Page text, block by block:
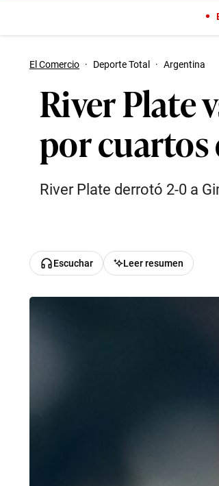
El Comercio · Deporte Total · Argentina
River Plate
por cuartos
River Plate derrotó 2-0 a
Escuchar Leer resumen